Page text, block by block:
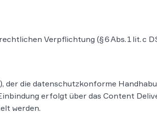
Verpflichtung (§ 6 Abs. 1 lit. c
die datenschutzkonforme
erfolgt über das Content
werden.